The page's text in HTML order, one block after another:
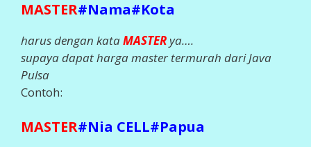
MASTER#Nama#Kota
harus dengan kataMASTER ya….
supaya dapat harga master termurah dari Java
Pulsa
Contoh:
MASTER#Nia CELL#Papua